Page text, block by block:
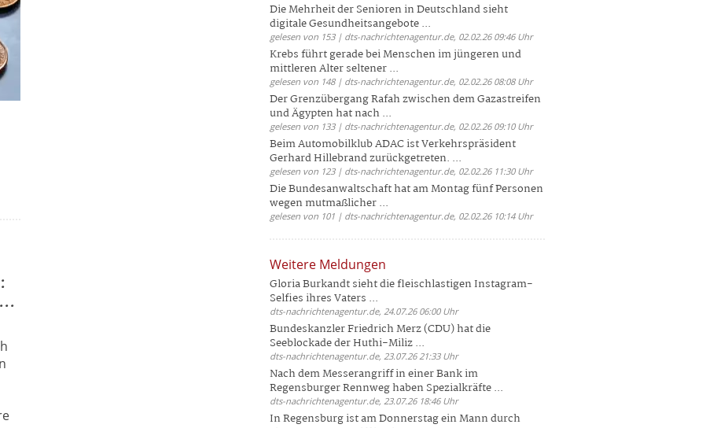
Die Mehrheit der Senioren in Deutschland sieht
digitale Gesundheitsangebote ...
gelesen von 153 | dts-nachrichtenagentur.de, 02.02.26 09:46 Uhr
Krebs führt gerade bei Menschen im jüngeren und
mittleren Alter seltener ...
gelesen von 148 | dts-nachrichtenagentur.de, 02.02.26 08:08 Uhr
Der Grenzübergang Rafah zwischen dem Gazastreifen
und Ägypten hat nach ...
gelesen von 133 | dts-nachrichtenagentur.de, 02.02.26 09:10 Uhr
Beim Automobilklub ADAC ist Verkehrspräsident
Gerhard Hillebrand zurückgetreten. ...
gelesen von 123 | dts-nachrichtenagentur.de, 02.02.26 11:30 Uhr
Die Bundesanwaltschaft hat am Montag fünf Personen
wegen mutmaßlicher ...
gelesen von 101 | dts-nachrichtenagentur.de, 02.02.26 10:14 Uhr
Weitere Meldungen
Gloria Burkandt sieht die fleischlastigen Instagram-
Selfies ihres Vaters ...
dts-nachrichtenagentur.de, 24.07.26 06:00 Uhr
Bundeskanzler Friedrich Merz (CDU) hat die
Seeblockade der Huthi-Miliz ...
dts-nachrichtenagentur.de, 23.07.26 21:33 Uhr
Nach dem Messerangriff in einer Bank im
Regensburger Rennweg haben Spezialkräfte ...
dts-nachrichtenagentur.de, 23.07.26 18:46 Uhr
In Regensburg ist am Donnerstag ein Mann durch